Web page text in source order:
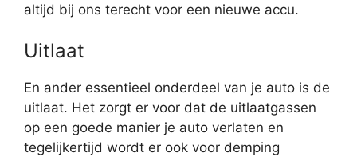
altijd bij ons terecht voor een nieuwe accu.
Uitlaat
En ander essentieel onderdeel van je auto is de
uitlaat. Het zorgt er voor dat de uitlaatgassen
op een goede manier je auto verlaten en
tegelijkertijd wordt er ook voor demping